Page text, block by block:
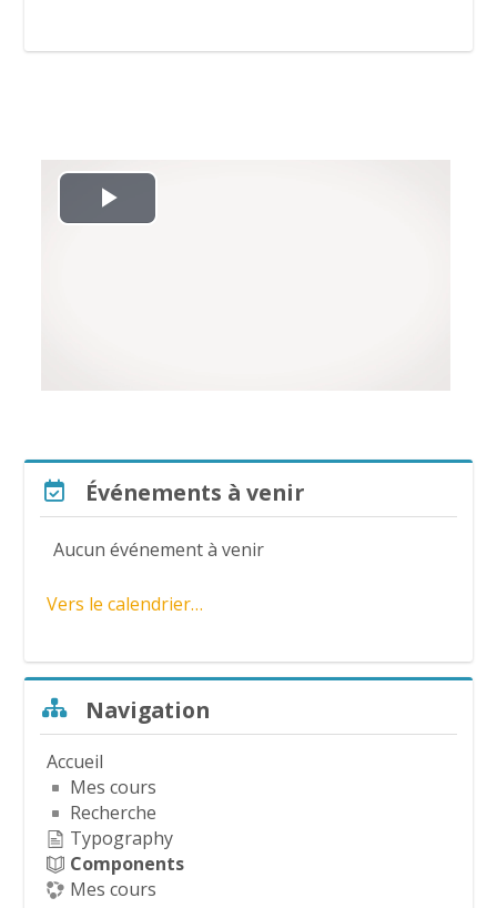
L
a
v
d
é
o
Événements à venir
Aucun événement à venir
Vers le calendrier…
Navigation
Accueil
Mes cours
Recherche
Typography
Components
Mes cours